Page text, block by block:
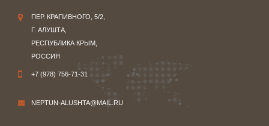
ПЕР. КРАПИВНОГО, 5/2,
Г. АЛУШТА,
РЕСПУБЛИКА КРЫМ,
РОССИЯ
+7 (978) 756-71-31
NEPTUN-ALUSHTA@MAIL.RU